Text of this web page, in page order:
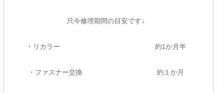
只今修理期間の目安です↓
・リカラー 約1か月半
・ファスナー交換 約１か月